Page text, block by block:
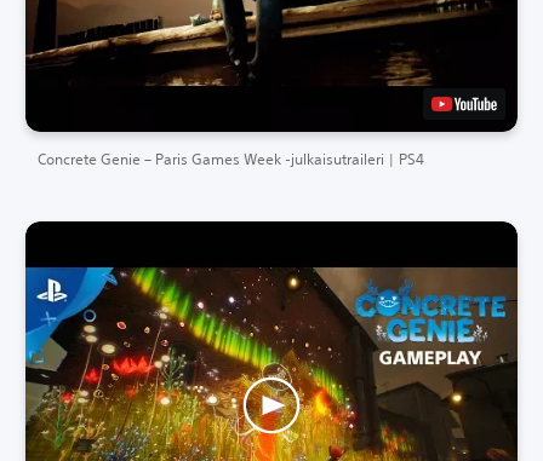
Concrete Genie – Paris Games Week -julkaisutraileri | PS4